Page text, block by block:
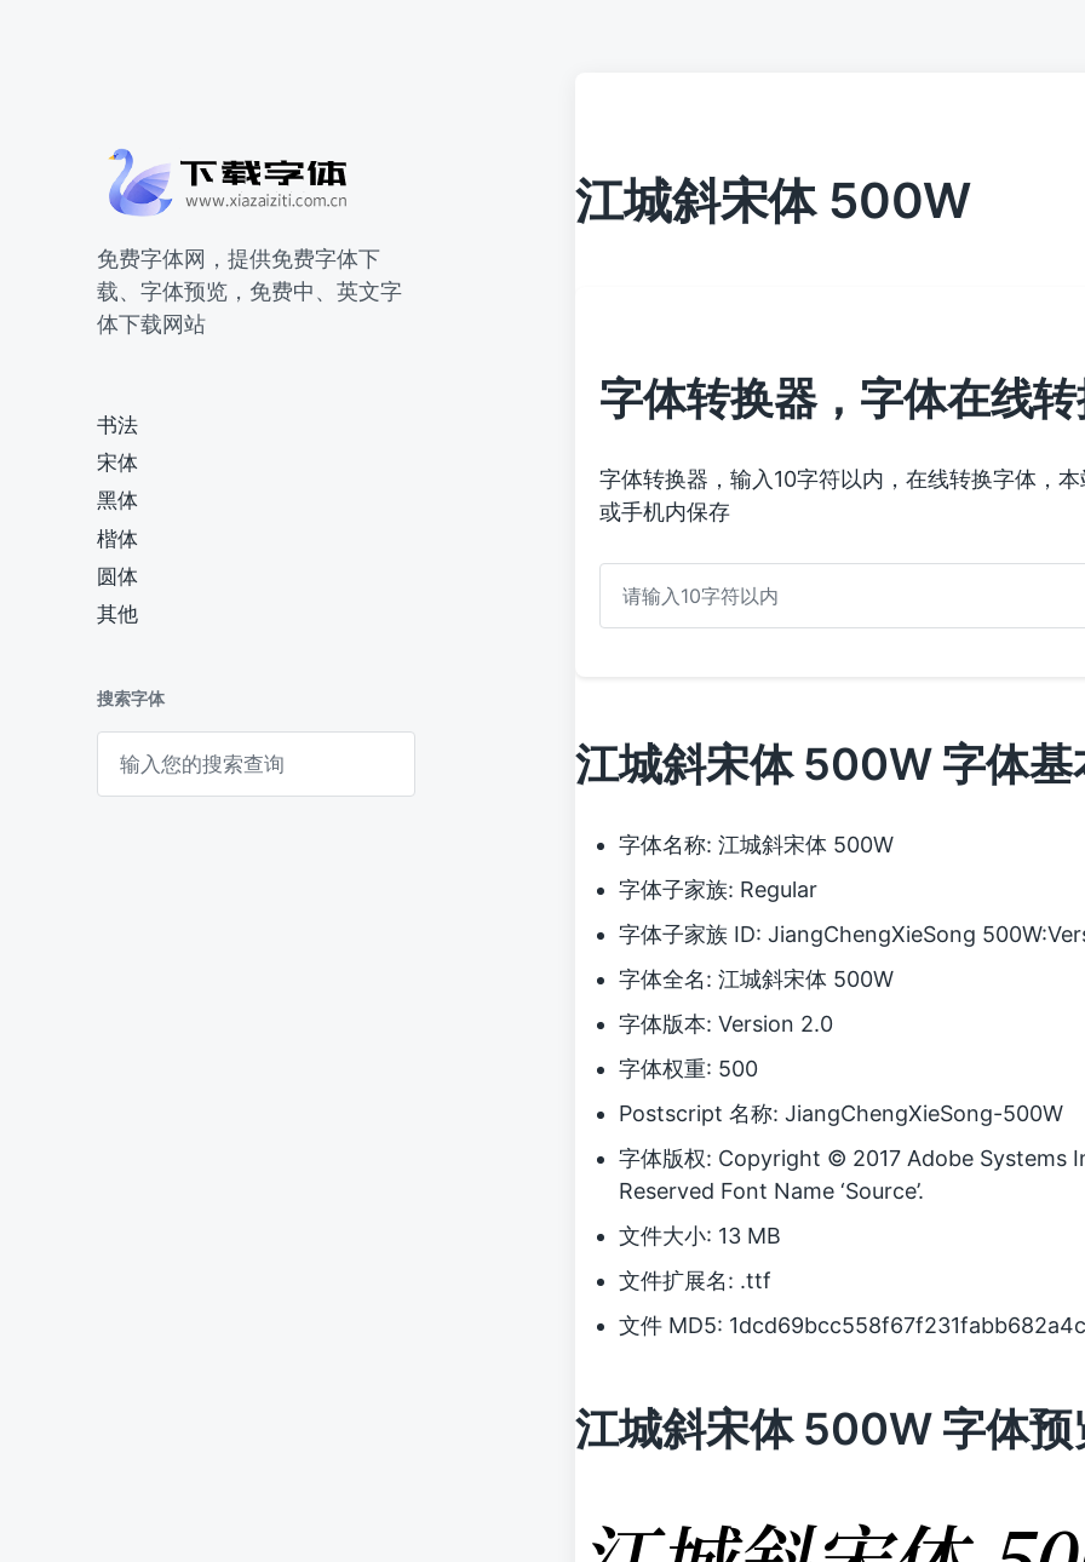
免费字体网，提供免费字体下
载、字体预览，免费中、英文字
体下载网站
书法
宋体
黑体
楷体
圆体
其他
搜索字体
江城斜宋体 500W
字体转换器，字体在线
字体转换器，输入10字符以内，在线转换字体，
或手机内保存
江城斜宋体 500W 字体基
字体名称: 江城斜宋体 500W
字体子家族: Regular
字体子家族 ID: JiangChengXieSong
字体全名: 江城斜宋体 500W
字体版本: Version 2.0
字体权重: 500
Postscript 名称: JiangChengXieSong-500W
字体版权: Copyright © 2017 Adobe
Reserved Font Name ‘Source’.
文件大小: 13 MB
文件扩展名: .ttf
文件 MD5:
江城斜宋体 500W 字体预